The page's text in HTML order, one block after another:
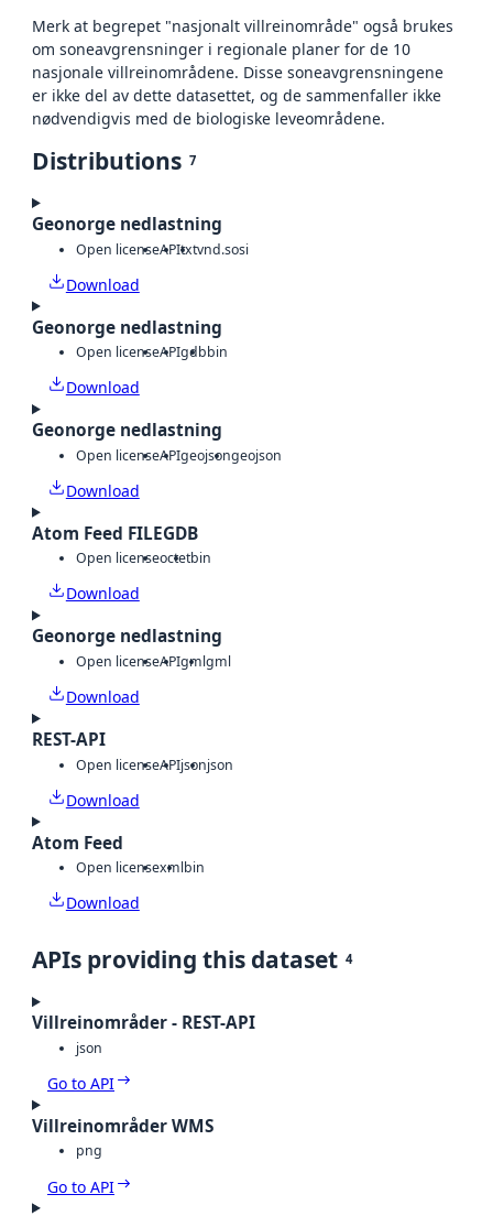
Merk at begrepet "nasjonalt villreinområde" også brukes
om soneavgrensninger i regionale planer for de 10
nasjonale villreinområdene. Disse soneavgrensningene
er ikke del av dette datasettet, og de sammenfaller ikke
nødvendigvis med de biologiske leveområdene.
Distributions 7
Geonorge nedlastning
Open licenseAPItxtvnd.sosi
Download
Geonorge nedlastning
Open licenseAPIgdbbin
Download
Geonorge nedlastning
Open licenseAPIgeojsongeojson
Download
Atom Feed FILEGDB
Open licenseoctetbin
Download
Geonorge nedlastning
Open licenseAPIgmlgml
Download
REST-API
Open licenseAPIjsonjson
Download
Atom Feed
Open licensexmlbin
Download
APIs providing this dataset 4
Villreinområder - REST-API
json
Go to API
Villreinområder WMS
png
Go to API